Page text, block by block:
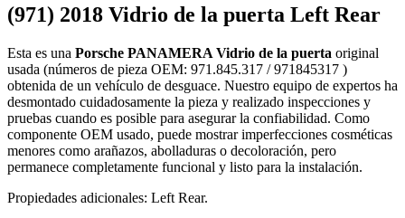
(971) 2018 Vidrio de la puerta Left Rear
Esta es una Porsche PANAMERA Vidrio de la puerta original
usada (números de pieza OEM: 971.845.317 / 971845317 )
obtenida de un vehículo de desguace. Nuestro equipo de expertos ha
desmontado cuidadosamente la pieza y realizado inspecciones y
pruebas cuando es posible para asegurar la confiabilidad. Como
componente OEM usado, puede mostrar imperfecciones cosméticas
menores como arañazos, abolladuras o decoloración, pero
permanece completamente funcional y listo para la instalación.
Propiedades adicionales: Left Rear.